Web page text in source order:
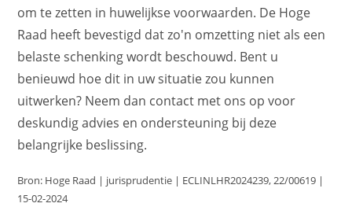
om te zetten in huwelijkse voorwaarden. De Hoge
Raad heeft bevestigd dat zo'n omzetting niet als een
belaste schenking wordt beschouwd. Bent u
benieuwd hoe dit in uw situatie zou kunnen
uitwerken? Neem dan contact met ons op voor
deskundig advies en ondersteuning bij deze
belangrijke beslissing.
Bron: Hoge Raad | jurisprudentie | ECLINLHR2024239, 22/00619 |
15-02-2024